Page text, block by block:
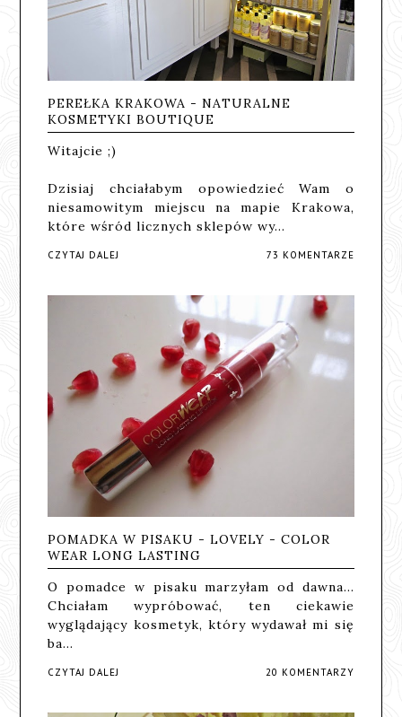
PEREŁKA KRAKOWA - NATURALNE
KOSMETYKI BOUTIQUE
Witajcie ;)
Dzisiaj chciałabym opowiedzieć Wam o
niesamowitym miejscu na mapie Krakowa,
które wśród licznych sklepów wy…
CZYTAJ DALEJ 73 KOMENTARZE
POMADKA W PISAKU - LOVELY - COLOR
WEAR LONG LASTING
O pomadce w pisaku marzyłam od dawna...
Chciałam wypróbować, ten ciekawie
wyglądający kosmetyk, który wydawał mi się
ba…
CZYTAJ DALEJ 20 KOMENTARZY